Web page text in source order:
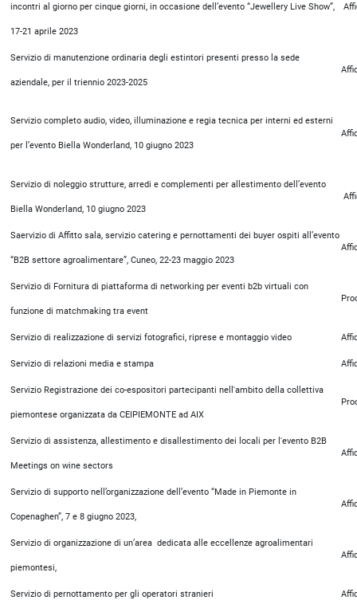
incontri al giorno per cinque giorni, in occasione dell’evento “Jewellery Live Show”,
17-21 aprile 2023
Servizio di manutenzione ordinaria degli estintori presenti presso la sede
aziendale, per il triennio 2023-2025
Servizio completo audio, video, illuminazione e regia tecnica per interni ed esterni
per l’evento Biella Wonderland, 10 giugno 2023
Servizio di noleggio strutture, arredi e complementi per allestimento dell’evento
Biella Wonderland, 10 giugno 2023
Saervizio di Affitto sala, servizio catering e pernottamenti dei buyer ospiti all’evento
“B2B settore agroalimentare”, Cuneo, 22-23 maggio 2023
Servizio di Fornitura di piattaforma di networking per eventi b2b virtuali con
funzione di matchmaking tra event
Servizio di realizzazione di servizi fotografici, riprese e montaggio video
Servizio di relazioni media e stampa
Servizio Registrazione dei co-espositori partecipanti nell'ambito della collettiva
piemontese organizzata da CEIPIEMONTE ad AIX
Servizio di assistenza, allestimento e disallestimento dei locali per l'evento B2B
Meetings on wine sectors
Servizio di supporto nell’organizzazione dell’evento “Made in Piemonte in
Copenaghen”, 7 e 8 giugno 2023,
Servizio di organizzazione di un’area dedicata alle eccellenze agroalimentari
piemontesi,
Servizio di pernottamento per gli operatori stranieri